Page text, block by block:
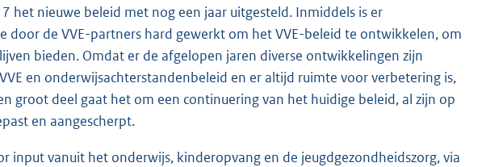
het nieuwe beleid met nog een jaar uitgesteld. Inmiddels is er
door de VVE-partners hard gewerkt om het VVE-beleid te ontwikkelen, om
bieden. Omdat er de afgelopen jaren diverse ontwikkelingen zijn
en onderwijsachterstandenbeleid en er altijd ruimte voor verbetering is,
groot deel gaat het om een continuering van het huidige beleid, al zijn op
en aangescherpt.
input vanuit het onderwijs, kinderopvang en de jeugdgezondheidszorg, via